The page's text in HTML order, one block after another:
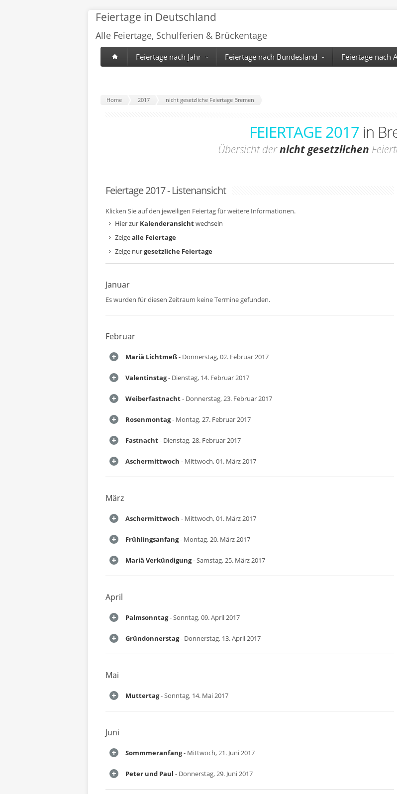
Feiertage in Deutschland
Alle Feiertage, Schulferien & Brückentage
Feiertage nach Jahr Feiertage nach Bundesland Feiertage nach
Home 2017 nicht gesetzliche Feiertage Bremen
FEIERTAGE 2017 in
Übersicht dernicht gesetzlichen
Feiertage 2017 - Listenansicht
Klicken Sie auf den jeweiligen Feiertag für weitere Informationen.
Hier zur Kalenderansichtwechseln
Zeigealle Feiertage
Zeige nurgesetzliche Feiertage
Januar
Es wurden für diesen Zeitraum keine Termine gefunden.
Februar
Mariä Lichtmeß- Donnerstag, 02. Februar 2017
Valentinstag- Dienstag, 14. Februar 2017
Weiberfastnacht- Donnerstag, 23. Februar 2017
Rosenmontag- Montag, 27. Februar 2017
Fastnacht- Dienstag, 28. Februar 2017
Aschermittwoch - Mittwoch, 01. März 2017
März
Aschermittwoch - Mittwoch, 01. März 2017
Frühlingsanfang- Montag, 20. März 2017
Mariä Verkündigung- Samstag, 25. März 2017
April
Palmsonntag- Sonntag, 09. April 2017
Gründonnerstag- Donnerstag, 13. April 2017
Mai
Muttertag- Sonntag, 14. Mai 2017
Juni
Sommmeranfang- Mittwoch, 21. Juni 2017
Peter und Paul - Donnerstag, 29. Juni 2017